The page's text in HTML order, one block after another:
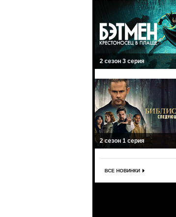
2 сезон 3 серия
2 сезон 1 серия
ВСЕ НОВИНКИ